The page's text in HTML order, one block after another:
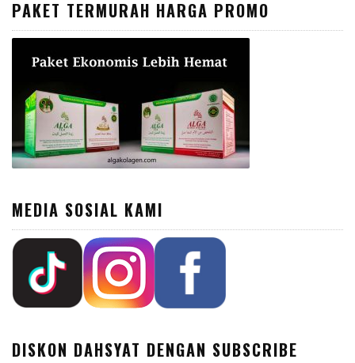
PAKET TERMURAH HARGA PROMO
MEDIA SOSIAL KAMI
DISKON DAHSYAT DENGAN SUBSCRIBE